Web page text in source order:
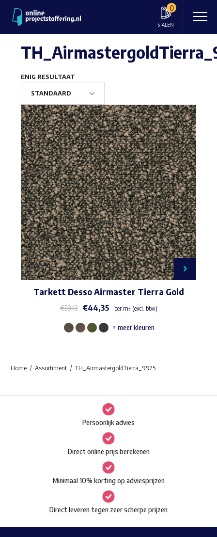
0
STALEN
Waar ben je naar op zoek?
ENIG RESULTAAT
Tarkett Desso Airmaster Tierra Gold
€59,13 €44,35 per m² (excl. btw)
Dit
meerdere
Deze
optie
kan
gekozen
worden
op
de
productpagina
+ meer kleuren
Home Assortiment TH_AirmastergoldTierra_9975
Persoonlijk advies
Direct online prijs berekenen
Minimaal 10% korting op adviesprijzen
Direct leveren tegen zeer scherpe prijzen